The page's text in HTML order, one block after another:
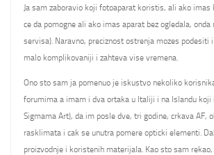
Ja sam zaboravio koji fotoaparat koristis, ali ako imas
ce da pomogne ali ako imas aparat bez ogledala,
servisa). Naravno, preciznost ostrenja mozes podesiti
malo komplikovaniji i zahteva vise vremena.
Ono sto sam ja pomenuo je iskustvo nekoliko
forumima a imam i dva ortaka u Italiji i na Islandu
Sigmama Art), da im posle dve, tri godine, crkava AF,
rasklimata i cak se unutra pomere opticki elementi.
proizvodnje i koristenih materijala. Kao sto sam